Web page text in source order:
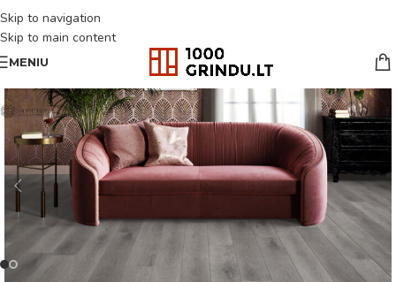
Skip to navigation
Skip to main content
MENIU